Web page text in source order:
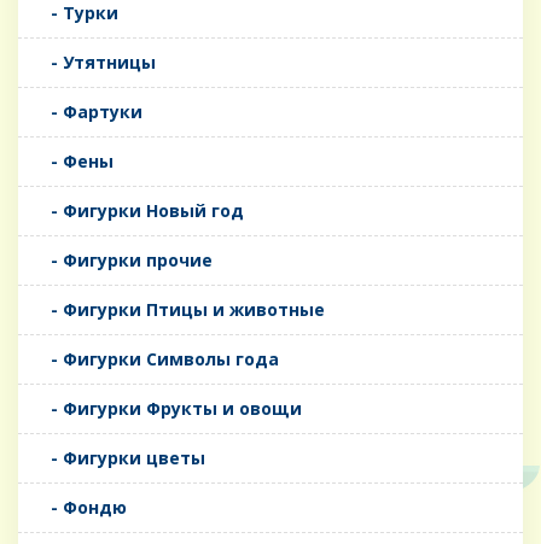
- Турки
- Утятницы
- Фартуки
- Фены
- Фигурки Новый год
- Фигурки прочие
- Фигурки Птицы и животные
- Фигурки Символы года
- Фигурки Фрукты и овощи
- Фигурки цветы
- Фондю